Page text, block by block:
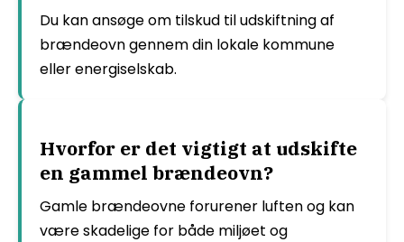
Du kan ansøge om tilskud til udskiftning af
brændeovn gennem din lokale kommune
eller energiselskab.
Hvorfor er det vigtigt at udskifte
en gammel brændeovn?
Gamle brændeovne forurener luften og kan
være skadelige for både miljøet og